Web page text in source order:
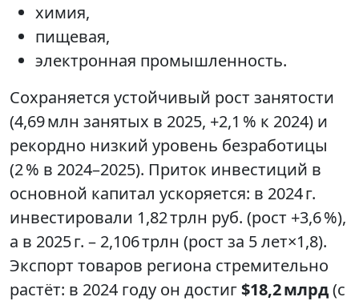
химия,
пищевая,
электронная промышленность.
Сохраняется устойчивый рост занятости
(4,69 млн занятых в 2025, +2,1 % к 2024) и
рекордно низкий уровень безработицы
(2 % в 2024–2025). Приток инвестиций в
основной капитал ускоряется: в 2024 г.
инвестировали 1,82 трлн руб. (рост +3,6 %),
а в 2025 г. – 2,106 трлн (рост за 5 лет×1,8).
Экспорт товаров региона стремительно
растёт: в 2024 году он достиг$18,2 млрд(с